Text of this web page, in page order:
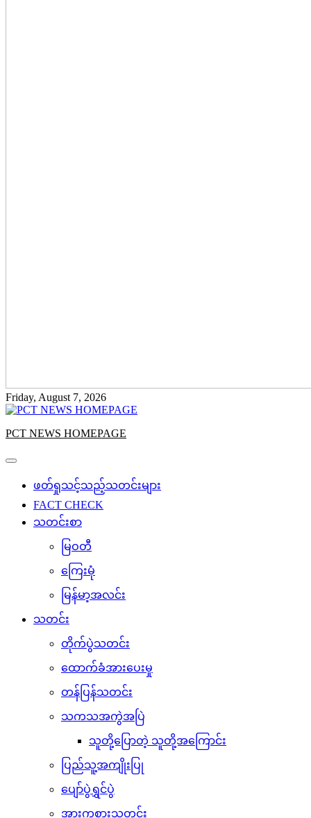
Friday, August 7, 2026
PCT NEWS HOMEPAGE
ဖတ်ရှုသင့်သည့်သတင်းများ
FACT CHECK
သတင်းစာ
မြဝတီ
ကြေးမုံ
မြန်မာ့အလင်း
သတင်း
တိုက်ပွဲသတင်း
ထောက်ခံအားပေးမှု
တန်ပြန်သတင်း
သကသအကွဲအပြဲ
သူတို့ပြောတဲ့ သူတို့အကြောင်း
ပြည်သူ့အကျိုးပြု
ပျော်ပွဲရွှင်ပွဲ
အားကစားသတင်း